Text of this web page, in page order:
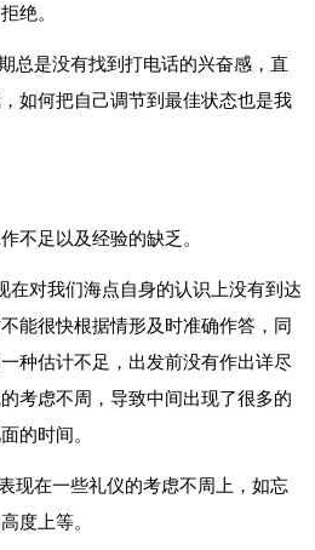
绝。
总是没有找到打电话的兴奋感，直
如何把自己调节到最佳状态也是我
不足以及经验的缺乏。
在对我们海点自身的认识上没有到达
能很快根据情形及时准确作答，同
种估计不足，出发前没有作出详尽
考虑不周，导致中间出现了很多的
的时间。
现在一些礼仪的考虑不周上，如忘
度上等。